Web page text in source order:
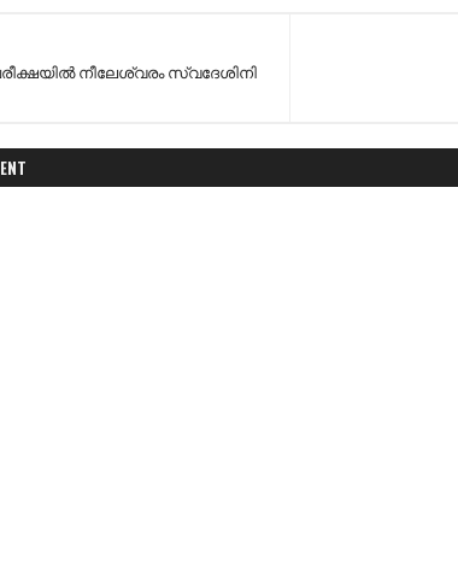
നീലേശ്വരം സ്വദേശിനി